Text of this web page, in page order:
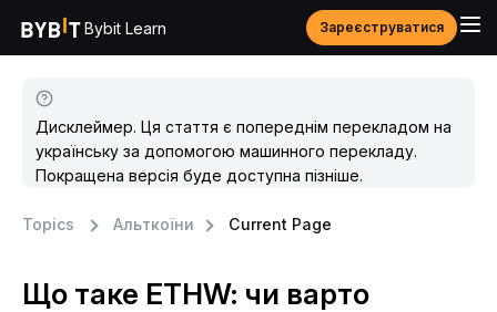
Bybit Learn Зареєструватися
Дисклеймер. Ця стаття є попереднім перекладом на
українську за допомогою машинного перекладу.
Покращена версія буде доступна пізніше.
Topics Альткоїни Current Page
Що таке ETHW: чи варто